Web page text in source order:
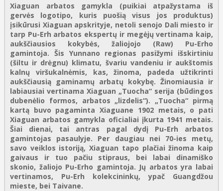
Xiaguan arbatos gamykla (puikiai atpažystama iš
gervės logotipo, kuris puošią visus jos produktus)
įsikūrusi Xiaguan apskrityje, netoli senojo Dali miesto ir
tarp Pu-Erh arbatos ekspertų ir megėjų vertinama kaip,
aukščiausios kokybės, žaliojojo (Raw) Pu-Erho
gamintoja. Šis Yunnano regionas pasižymi išskirtiniu
(šiltu ir drėgnu) klimatu, švariu vandeniu ir aukštomis
kalnų viršukalnėmis, kas, žinoma, padeda užtikrinti
aukščiausią gaminamų arbatų kokybę. Žinomiausia ir
labiausiai vertinama Xiaguan „Tuocha“ serija (būdingos
dubenėlio formos, arbatos „lizdelis“). „Tuocha“ pirmą
kartą buvo pagaminta Xiaguane 1902 metais, o pati
Xiaguan arbatos gamykla oficialiai įkurta 1941 metais.
Šiai dienai, tai antras pagal dydį Pu-Erh arbatos
gamintojas pasaulyje. Per daugiau nei 70-ies metų,
savo veiklos istoriją, Xiaguan tapo plačiai žinoma kaip
gaivaus ir tuo pačiu stipraus, bei labai dinamiško
skonio, žaliojo Pu-Erho gamintoja. Jų arbatos yra labai
vertinamos, Pu-Erh kolekcininkų, ypač Guangdžou
mieste, bei Taivane.